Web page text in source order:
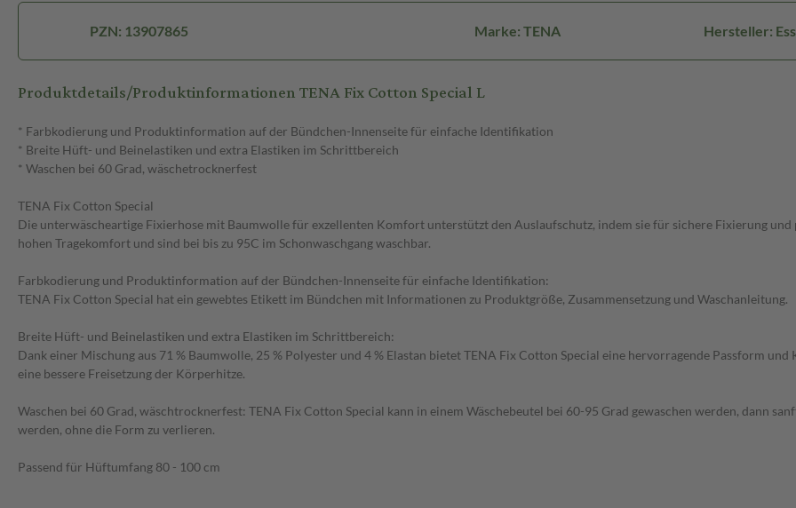
PZN: 13907865 Marke: TENA Hersteller:
Produktdetails/Produktinformationen TENA Fix Cotton Special L
* Farbkodierung und Produktinformation auf der Bündchen-Innenseite für einfache Identifikation
* Breite Hüft- und Beinelastiken und extra Elastiken im Schrittbereich
* Waschen bei 60 Grad, wäschetrocknerfest
TENA Fix Cotton Special
Die unterwäscheartige Fixierhose mit Baumwolle für exzellenten Komfort unterstützt den Auslaufschutz, indem sie für sichere Fixierung
hohen Tragekomfort und sind bei bis zu 95C im Schonwaschgang waschbar.
Farbkodierung und Produktinformation auf der Bündchen-Innenseite für einfache Identifikation:
TENA Fix Cotton Special hat ein gewebtes Etikett im Bündchen mit Informationen zu Produktgröße, Zusammensetzung und Waschanleitung.
Breite Hüft- und Beinelastiken und extra Elastiken im Schrittbereich:
Dank einer Mischung aus 71 % Baumwolle, 25 % Polyester und 4 % Elastan bietet TENA Fix Cotton Special eine hervorragende Passform
eine bessere Freisetzung der Körperhitze.
Waschen bei 60 Grad, wäschtrocknerfest: TENA Fix Cotton Special kann in einem Wäschebeutel bei 60-95 Grad gewaschen werden, dann
werden, ohne die Form zu verlieren.
Passend für Hüftumfang 80 - 100 cm